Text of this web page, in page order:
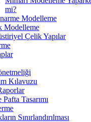
mi?
Modelleme
Modelleme
Çelik Yapılar
Kılavuzu
Tasarımı
Sınırlandırılması